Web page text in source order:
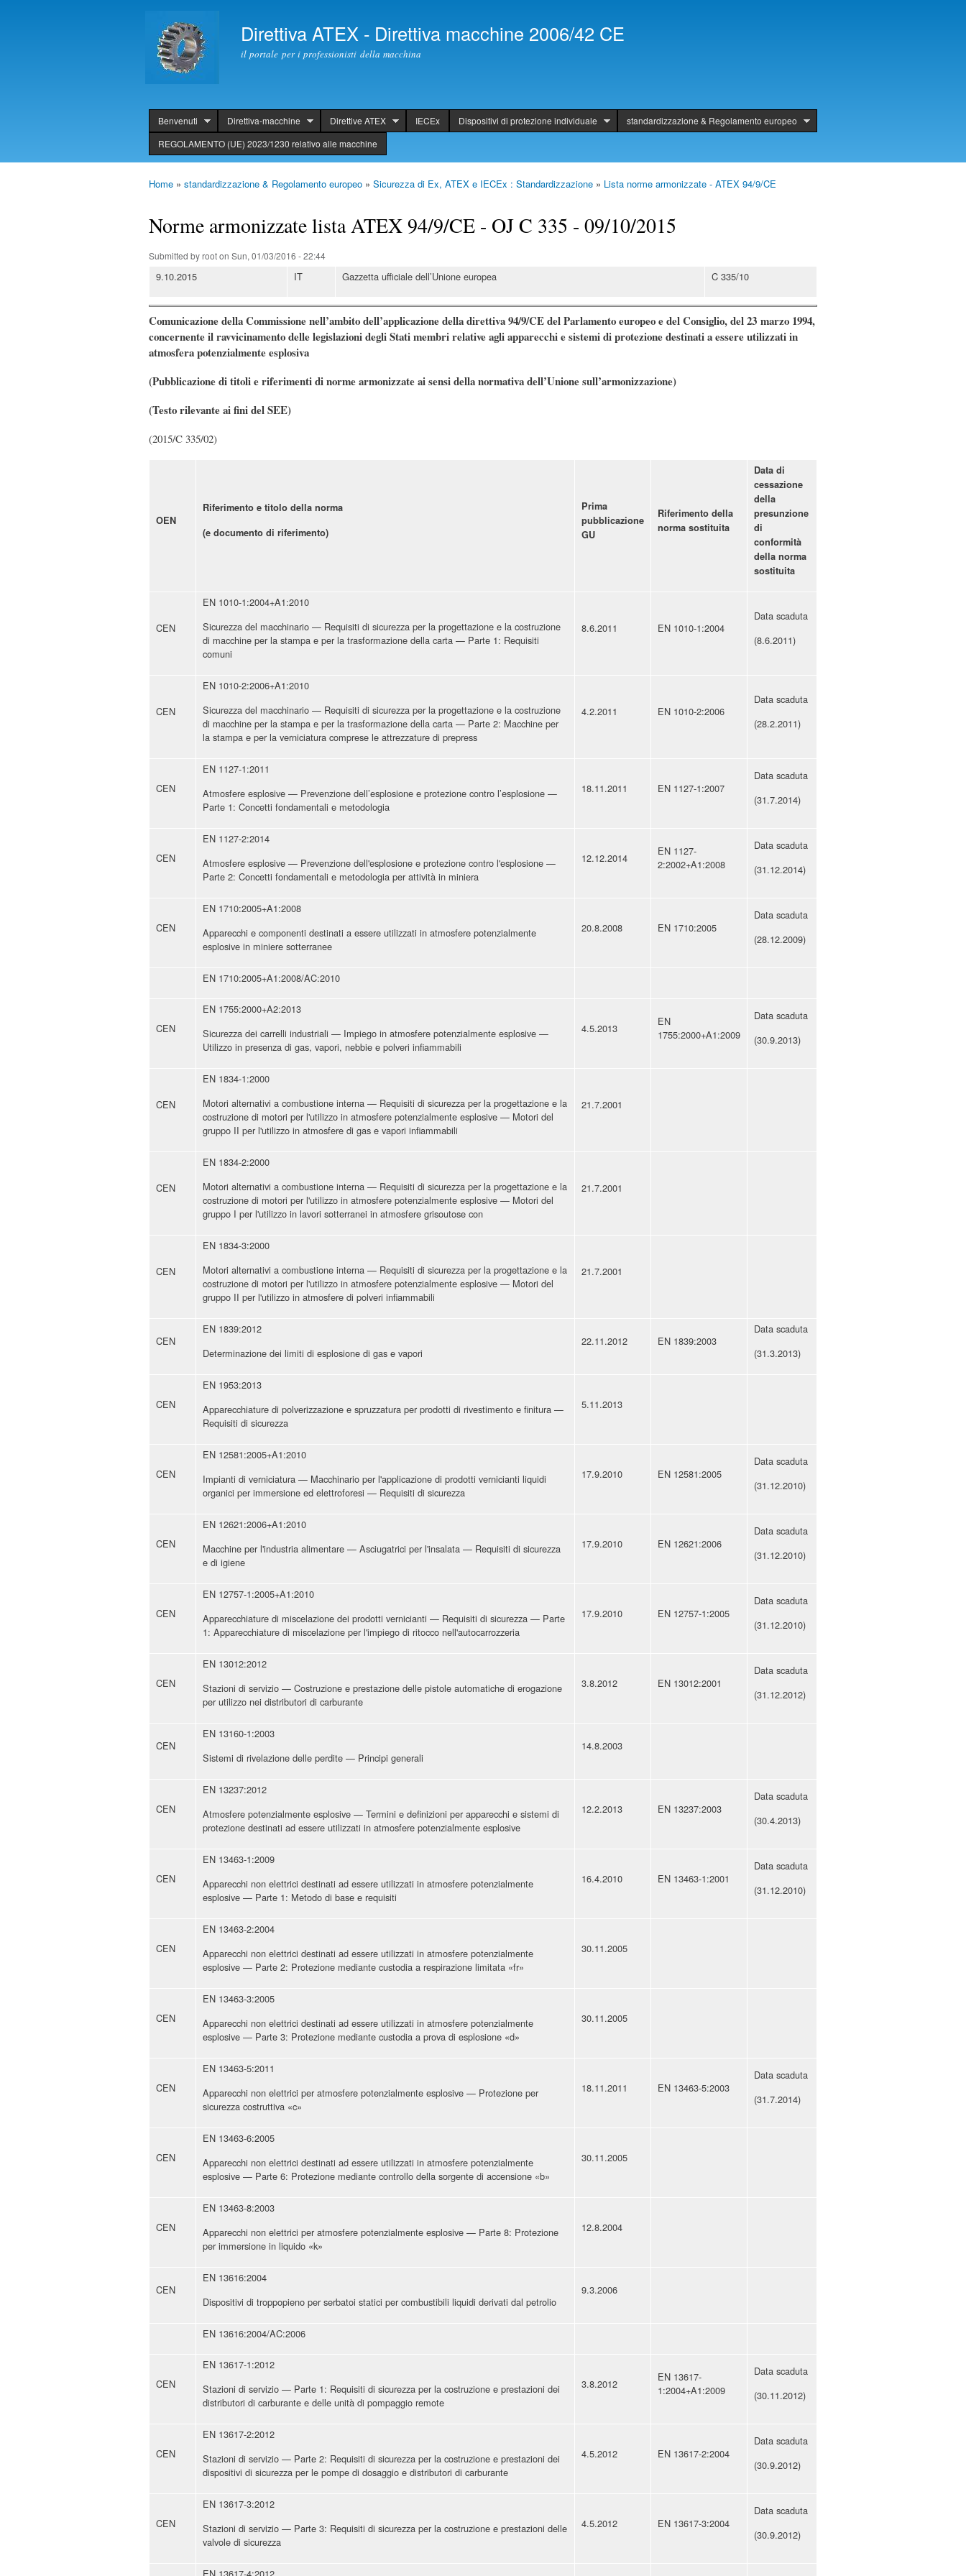
content
Direttiva ATEX - Direttiva macchine 2006/42 CE
il portale per i professionisti della macchina
header
Benvenuti Direttiva-macchine Direttive ATEX IECEx Dispositivi di protezione individuale
standardizzazione & Regolamento europeo
REGOLAMENTO (UE) 2023/1230 relativo alle macchine
Home » standardizzazione & Regolamento europeo » Sicurezza di Ex, ATEX e IECEx : Standardizzazione » Lista norme armonizzate - ATEX 94/9/CE
Norme armonizzate lista ATEX 94/9/CE - OJ C 335 - 09/10/2015
Submitted byrooton Sun, 01/03/2016 - 22:44
9.10.2015 IT Gazzetta ufficiale dell’Unione europea C 335/10
Comunicazione della Commissione nell’ambito dell’applicazione della direttiva 94/9/CE del Parlamento europeo e del Consiglio, del 23 marzo 1994,
concernente il ravvicinamento delle legislazioni degli Stati membri relative agli apparecchi e sistemi di protezione destinati a essere utilizzati in
atmosfera potenzialmente esplosiva
(Pubblicazione di titoli e riferimenti di norme armonizzate ai sensi della normativa dell’Unione sull’armonizzazione)
(Testo rilevante ai fini del SEE)
(2015/C 335/02)
OEN
Riferimento e titolo della norma
(e documento di riferimento)
Prima
pubblicazione
GU
Riferimento della
norma sostituita
Data di
cessazione
della
presunzione
di
conformità
della norma
sostituita
CEN
EN 1010-1:2004+A1:2010
Sicurezza del macchinario — Requisiti di sicurezza per la progettazione e la costruzione
di macchine per la stampa e per la trasformazione della carta — Parte 1: Requisiti
comuni
8.6.2011 EN 1010-1:2004
Data scaduta
(8.6.2011)
CEN
EN 1010-2:2006+A1:2010
Sicurezza del macchinario — Requisiti di sicurezza per la progettazione e la costruzione
di macchine per la stampa e per la trasformazione della carta — Parte 2: Macchine per
la stampa e per la verniciatura comprese le attrezzature di prepress
4.2.2011 EN 1010-2:2006
Data scaduta
(28.2.2011)
CEN
EN 1127-1:2011
Atmosfere esplosive — Prevenzione dell’esplosione e protezione contro l’esplosione —
Parte 1: Concetti fondamentali e metodologia
18.11.2011 EN 1127-1:2007
Data scaduta
(31.7.2014)
CEN
EN 1127-2:2014
Atmosfere esplosive — Prevenzione dell'esplosione e protezione contro l'esplosione —
Parte 2: Concetti fondamentali e metodologia per attività in miniera
12.12.2014
EN 1127-
2:2002+A1:2008
Data scaduta
(31.12.2014)
CEN
EN 1710:2005+A1:2008
Apparecchi e componenti destinati a essere utilizzati in atmosfere potenzialmente
esplosive in miniere sotterranee
20.8.2008 EN 1710:2005
Data scaduta
(28.12.2009)
EN 1710:2005+A1:2008/AC:2010
CEN
EN 1755:2000+A2:2013
Sicurezza dei carrelli industriali — Impiego in atmosfere potenzialmente esplosive —
Utilizzo in presenza di gas, vapori, nebbie e polveri infiammabili
4.5.2013
EN
1755:2000+A1:2009
Data scaduta
(30.9.2013)
CEN
EN 1834-1:2000
Motori alternativi a combustione interna — Requisiti di sicurezza per la progettazione e la
costruzione di motori per l'utilizzo in atmosfere potenzialmente esplosive — Motori del
gruppo II per l'utilizzo in atmosfere di gas e vapori infiammabili
21.7.2001
CEN
EN 1834-2:2000
Motori alternativi a combustione interna — Requisiti di sicurezza per la progettazione e la
costruzione di motori per l'utilizzo in atmosfere potenzialmente esplosive — Motori del
gruppo I per l'utilizzo in lavori sotterranei in atmosfere grisoutose con
21.7.2001
CEN
EN 1834-3:2000
Motori alternativi a combustione interna — Requisiti di sicurezza per la progettazione e la
costruzione di motori per l'utilizzo in atmosfere potenzialmente esplosive — Motori del
gruppo II per l'utilizzo in atmosfere di polveri infiammabili
21.7.2001
CEN
EN 1839:2012
Determinazione dei limiti di esplosione di gas e vapori
22.11.2012 EN 1839:2003
Data scaduta
(31.3.2013)
CEN
EN 1953:2013
Apparecchiature di polverizzazione e spruzzatura per prodotti di rivestimento e finitura —
Requisiti di sicurezza
5.11.2013
CEN
EN 12581:2005+A1:2010
Impianti di verniciatura — Macchinario per l'applicazione di prodotti vernicianti liquidi
organici per immersione ed elettroforesi — Requisiti di sicurezza
17.9.2010 EN 12581:2005
Data scaduta
(31.12.2010)
CEN
EN 12621:2006+A1:2010
Macchine per l'industria alimentare — Asciugatrici per l'insalata — Requisiti di sicurezza
e di igiene
17.9.2010 EN 12621:2006
Data scaduta
(31.12.2010)
CEN
EN 12757-1:2005+A1:2010
Apparecchiature di miscelazione dei prodotti vernicianti — Requisiti di sicurezza — Parte
1: Apparecchiature di miscelazione per l'impiego di ritocco nell'autocarrozzeria
17.9.2010 EN 12757-1:2005
Data scaduta
(31.12.2010)
CEN
EN 13012:2012
Stazioni di servizio — Costruzione e prestazione delle pistole automatiche di erogazione
per utilizzo nei distributori di carburante
3.8.2012 EN 13012:2001
Data scaduta
(31.12.2012)
CEN
EN 13160-1:2003
Sistemi di rivelazione delle perdite — Principi generali
14.8.2003
CEN
EN 13237:2012
Atmosfere potenzialmente esplosive — Termini e definizioni per apparecchi e sistemi di
protezione destinati ad essere utilizzati in atmosfere potenzialmente esplosive
12.2.2013 EN 13237:2003
Data scaduta
(30.4.2013)
CEN
EN 13463-1:2009
Apparecchi non elettrici destinati ad essere utilizzati in atmosfere potenzialmente
esplosive — Parte 1: Metodo di base e requisiti
16.4.2010 EN 13463-1:2001
Data scaduta
(31.12.2010)
CEN
EN 13463-2:2004
Apparecchi non elettrici destinati ad essere utilizzati in atmosfere potenzialmente
esplosive — Parte 2: Protezione mediante custodia a respirazione limitata «fr»
30.11.2005
CEN
EN 13463-3:2005
Apparecchi non elettrici destinati ad essere utilizzati in atmosfere potenzialmente
esplosive — Parte 3: Protezione mediante custodia a prova di esplosione «d»
30.11.2005
CEN
EN 13463-5:2011
Apparecchi non elettrici per atmosfere potenzialmente esplosive — Protezione per
sicurezza costruttiva «c»
18.11.2011 EN 13463-5:2003
Data scaduta
(31.7.2014)
CEN
EN 13463-6:2005
Apparecchi non elettrici destinati ad essere utilizzati in atmosfere potenzialmente
esplosive — Parte 6: Protezione mediante controllo della sorgente di accensione «b»
30.11.2005
CEN
EN 13463-8:2003
Apparecchi non elettrici per atmosfere potenzialmente esplosive — Parte 8: Protezione
per immersione in liquido «k»
12.8.2004
CEN
EN 13616:2004
Dispositivi di troppopieno per serbatoi statici per combustibili liquidi derivati dal petrolio
9.3.2006
EN 13616:2004/AC:2006
CEN
EN 13617-1:2012
Stazioni di servizio — Parte 1: Requisiti di sicurezza per la costruzione e prestazioni dei
distributori di carburante e delle unità di pompaggio remote
3.8.2012
EN 13617-
1:2004+A1:2009
Data scaduta
(30.11.2012)
CEN
EN 13617-2:2012
Stazioni di servizio — Parte 2: Requisiti di sicurezza per la costruzione e prestazioni dei
dispositivi di sicurezza per le pompe di dosaggio e distributori di carburante
4.5.2012 EN 13617-2:2004
Data scaduta
(30.9.2012)
CEN
EN 13617-3:2012
Stazioni di servizio — Parte 3: Requisiti di sicurezza per la costruzione e prestazioni delle
valvole di sicurezza
4.5.2012 EN 13617-3:2004
Data scaduta
(30.9.2012)